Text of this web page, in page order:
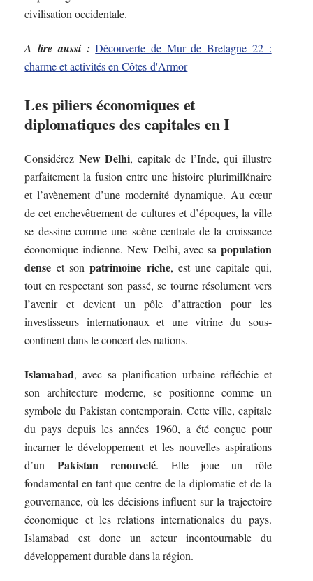
civilisation occidentale.
A lire aussi : Découverte de Mur de Bretagne 22 :
charme et activités en Côtes-d'Armor
Les piliers économiques et
diplomatiques des capitales en I
Considérez New Delhi, capitale de l’Inde, qui illustre
parfaitement la fusion entre une histoire plurimillénaire
et l’avènement d’une modernité dynamique. Au cœur
de cet enchevêtrement de cultures et d’époques, la ville
se dessine comme une scène centrale de la croissance
économique indienne. New Delhi, avec sa population
dense et sonpatrimoine riche, est une capitale qui,
tout en respectant son passé, se tourne résolument vers
l’avenir et devient un pôle d’attraction pour les
investisseurs internationaux et une vitrine du sous-
continent dans le concert des nations.
Islamabad, avec sa planification urbaine réfléchie et
son architecture moderne, se positionne comme un
symbole du Pakistan contemporain. Cette ville, capitale
du pays depuis les années 1960, a été conçue pour
incarner le développement et les nouvelles aspirations
d’un Pakistan renouvelé. Elle joue un rôle
fondamental en tant que centre de la diplomatie et de la
gouvernance, où les décisions influent sur la trajectoire
économique et les relations internationales du pays.
Islamabad est donc un acteur incontournable du
développement durable dans la région.